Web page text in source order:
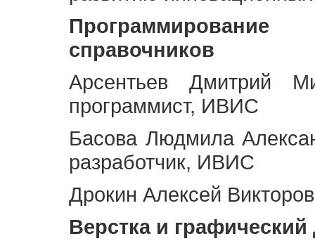
Программирование
справочников
Арсентьев Дмитрий
программист, ИВИС
Басова Людмила
разработчик, ИВИС
Дрокин Алексей
Верстка и графический